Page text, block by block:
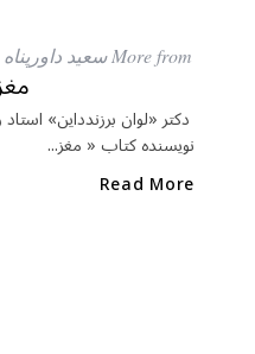
e
b
o
ok
e
r ar
in
More from سعید داورپناه
دکتر «لوان برزندداین»
نویسنده کتاب « مغز...
Read More